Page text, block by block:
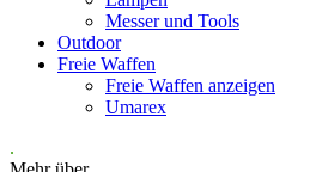
Messer und Tools
Outdoor
Freie Waffen
Freie Waffen anzeigen
Umarex
.